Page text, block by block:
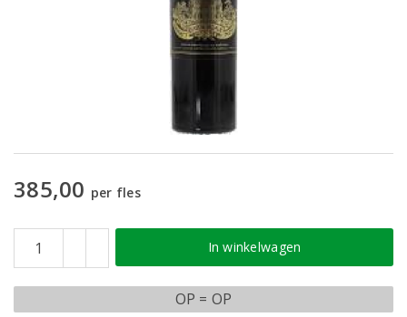
385,00 per fles
In winkelwagen
OP = OP